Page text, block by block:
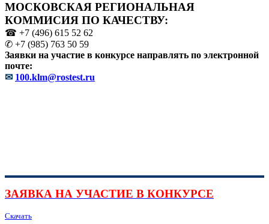
МОСКОВСКАЯ РЕГИОНАЛЬНАЯ
КОММИСИЯ ПО КАЧЕСТВУ:
☎ +7 (496) 615 52 62
✆ +7 (985) 763 50 59
Заявки на участие в конкурсе направлять по электронной
почте:
✉ 100.klm@rostest.ru
ЗАЯВКА НА УЧАСТИЕ В КОНКУРСЕ
Скачать